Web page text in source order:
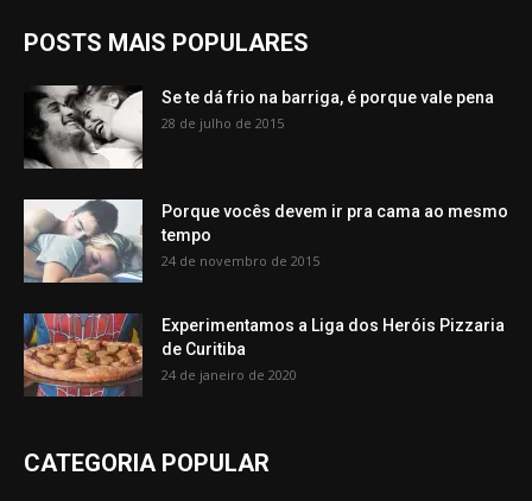
POSTS MAIS POPULARES
Se te dá frio na barriga, é porque vale pena
28 de julho de 2015
Porque vocês devem ir pra cama ao mesmo
tempo
24 de novembro de 2015
Experimentamos a Liga dos Heróis Pizzaria
de Curitiba
24 de janeiro de 2020
CATEGORIA POPULAR